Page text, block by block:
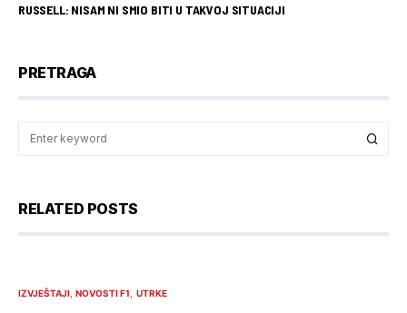
RUSSELL: NISAM NI SMIO BITI U TAKVOJ SITUACIJI
PRETRAGA
RELATED POSTS
IZVJEŠTAJI NOVOSTI F1 UTRKE